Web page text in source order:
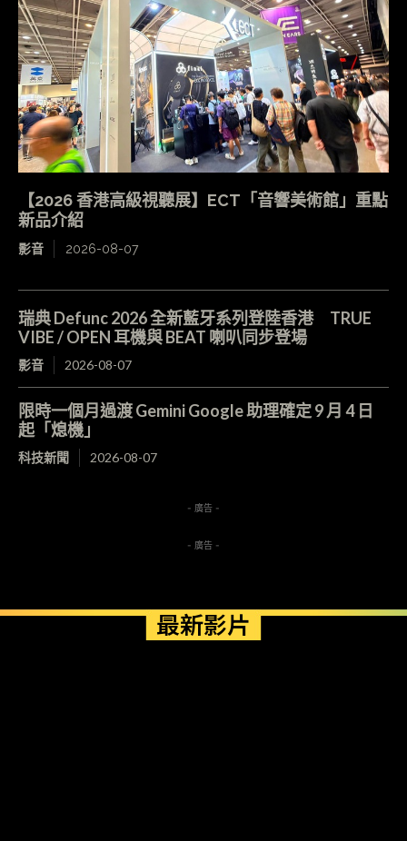
【2026 香港高級視聽展】ECT「音響美術館」重點
新品介紹
影音 2026-08-07
瑞典 Defunc 2026 全新藍牙系列登陸香港 TRUE
VIBE / OPEN 耳機與 BEAT 喇叭同步登場
影音 2026-08-07
限時一個月過渡 Gemini Google 助理確定 9 月 4 日
起「熄機」
科技新聞 2026-08-07
- 廣告 -
- 廣告 -
最新影片